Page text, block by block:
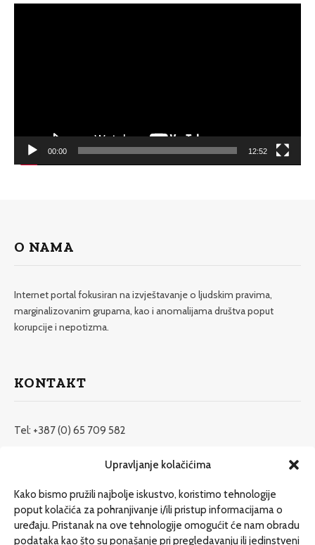
Upravljanje kolačićima
Kako bismo pružili najbolje iskustvo, koristimo tehnologije
poput kolačića za pohranjivanje i/ili pristup informacijama o
uređaju. Pristanak na ove tehnologije omogućit će nam obradu
podataka kao što su ponašanje pri pregledavanju ili jedinstveni
00:00 12:52
O NAMA
Internet portal fokusiran na izvještavanje o ljudskim pravima,
marginalizovanim grupama, kao i anomalijama društva poput
korupcije i nepotizma.
KONTAKT
Tel: +387 (0) 65 709 582
redakcija@etrafika.net
Dosije